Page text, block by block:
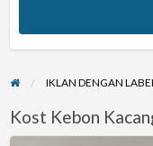
IKLAN DENGAN
Kost Kebon